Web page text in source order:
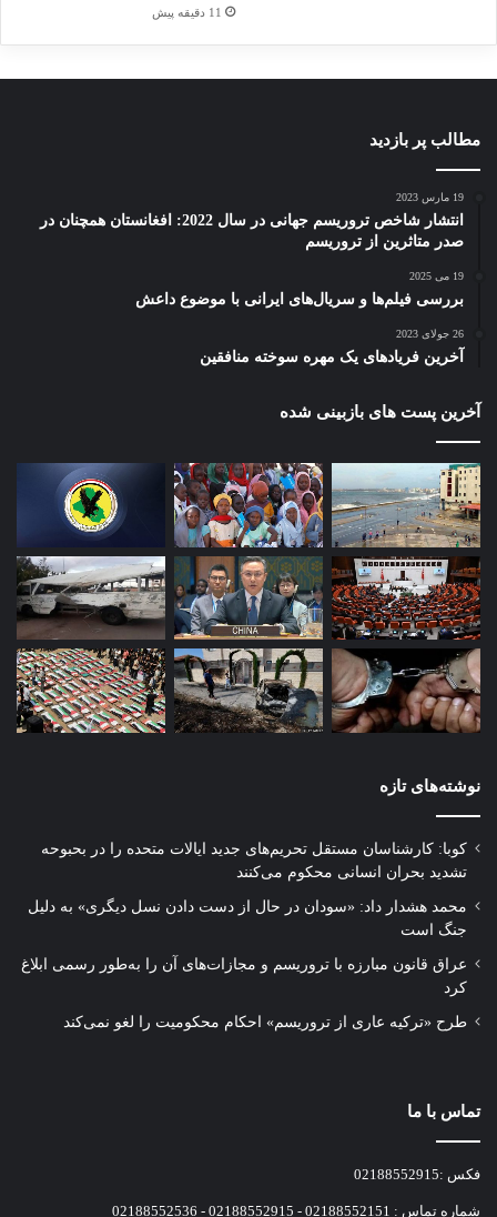
11 دقیقه پیش
مطالب پر بازدید
19 مارس 2023
انتشار شاخص تروریسم جهانی در سال 2022: افغانستان همچنان در
صدر متاثرین از تروریسم
19 می 2025
بررسی فیلم‌ها و سریال‌های ایرانی با موضوع داعش
26 جولای 2023
آخرین فریادهای یک مهره سوخته منافقین
آخرین پست های بازبینی شده
نوشته‌های تازه
کوبا: کارشناسان مستقل تحریم‌های جدید ایالات متحده را در بحبوحه
تشدید بحران انسانی محکوم می‌کنند
محمد هشدار داد: «سودان در حال از دست دادن نسل دیگری» به دلیل
جنگ است
عراق قانون مبارزه با تروریسم و مجازات‌های آن را به‌طور رسمی ابلاغ
کرد
طرح «ترکیه عاری از تروریسم» احکام محکومیت را لغو نمی‌کند
تماس با ما
فکس :02188552915
شماره تماس : 02188552151 - 02188552915 - 02188552536